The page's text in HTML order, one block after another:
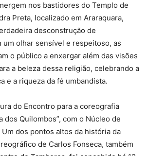
nos bastidores do Templo de
Preta, localizado em Araraquara,
desconstrução de
um olhar sensível e respeitoso, as
o público a enxergar além das visões
a beleza dessa religião, celebrando a
e a riqueza da fé umbandista.
do Encontro para a coreografia
dos Quilombos”, com o Núcleo de
Um dos pontos altos da história da
de Carlos Fonseca, também